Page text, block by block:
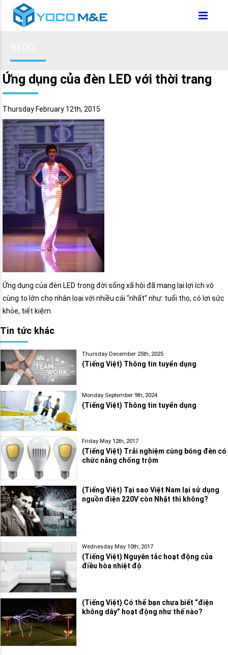
Ứng dụng của đèn LED với thời trang
Thursday February 12th, 2015
Ứng dụng của đèn LED trong đời sống xã hội đã mang lại lợi ích vô
cùng to lớn cho nhân loại với nhiều cái “nhất” như: tuổi thọ, có lợi sức
khỏe, tiết kiệm.
Tin tức khác
Thursday December 25th, 2025
(Tiếng Việt) Thông tin tuyển dụng
Monday September 9th, 2024
(Tiếng Việt) Thông tin tuyển dụng
Friday May 12th, 2017
(Tiếng Việt) Trải nghiệm cùng bóng đèn có
chức năng chống trộm
(Tiếng Việt) Tại sao Việt Nam lại sử dụng
nguồn điện 220V còn Nhật thì không?
Wednesday May 10th, 2017
(Tiếng Việt) Nguyên tắc hoạt động của
điều hòa nhiệt độ
(Tiếng Việt) Có thể bạn chưa biết “điện
không dây” hoạt động như thế nào?